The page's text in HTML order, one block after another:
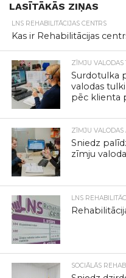
LASĪTĀKĀS ZIŅAS
LNS REHABILITĀCIJAS CENTRS
Kas ir Rehabilitācijas
ZĪMJU VALODAS
Surdotulka
valodas
pēc klienta
ZĪMJU VALODAS
Sniedz
zīmju
LNS
SOCIĀLĀS